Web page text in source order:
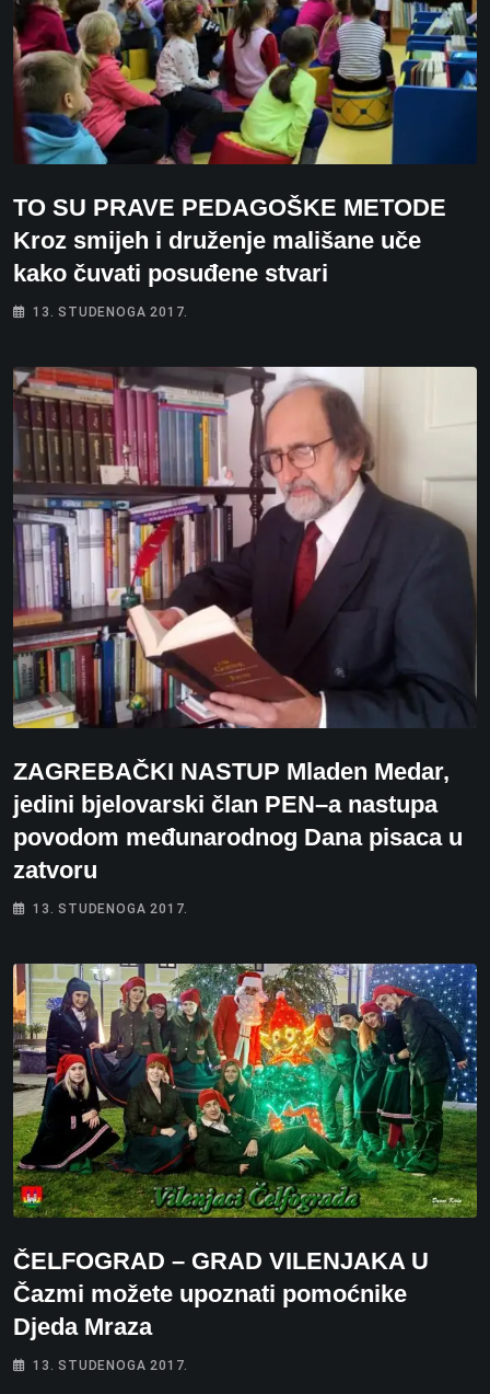
TO SU PRAVE PEDAGOŠKE METODE
Kroz smijeh i druženje mališane uče
kako čuvati posuđene stvari
13. STUDENOGA 2017.
ZAGREBAČKI NASTUP Mladen Medar,
jedini bjelovarski član PEN–a nastupa
povodom međunarodnog Dana pisaca u
zatvoru
13. STUDENOGA 2017.
ČELFOGRAD – GRAD VILENJAKA U
Čazmi možete upoznati pomoćnike
Djeda Mraza
13. STUDENOGA 2017.